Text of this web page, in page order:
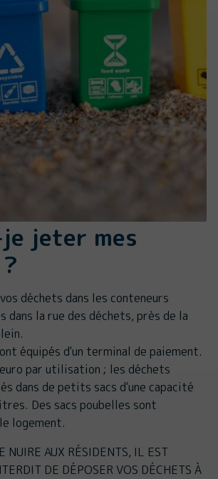
jeter mes
déchets dans les conteneurs
dans la rue des déchets, près de la
équipés d'un terminal de paiement.
par utilisation ; les déchets
dans de petits sacs d'une capacité
Des sacs poubelles sont
logement.
NUIRE AUX RÉSIDENTS, IL EST
DE DÉPOSER VOS DÉCHETS À